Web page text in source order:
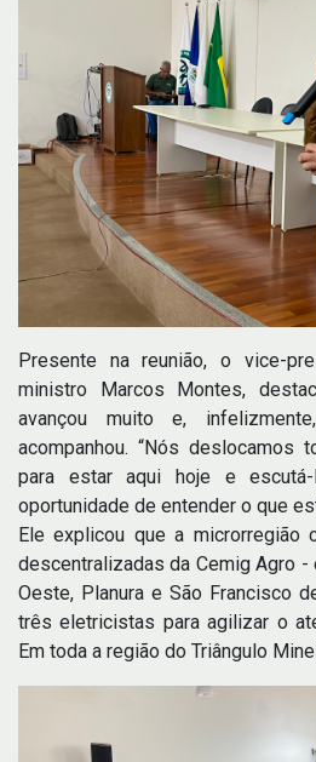
Presente na reunião, o vice-
ministro Marcos Montes,
avançou muito e,
acompanhou. “Nós deslocamos
para estar aqui hoje e
oportunidade de entender o que
Ele explicou que a microrregião
descentralizadas da Cemig Agro -
Oeste, Planura e São Francisco
três eletricistas para agilizar o
Em toda a região do Triângulo